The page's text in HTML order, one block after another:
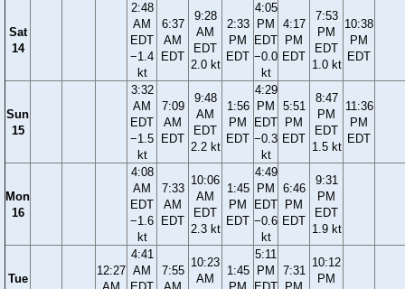
Sat
14
2:48
AM
EDT
−1.4
kt
6:37
AM
EDT
9:28
AM
EDT
2.0 kt
2:33
PM
EDT
4:05
PM
EDT
−0.0
kt
4:17
PM
EDT
7:53
PM
EDT
1.0 kt
10:38
PM
EDT
Sun
15
3:32
AM
EDT
−1.5
kt
7:09
AM
EDT
9:48
AM
EDT
2.2 kt
1:56
PM
EDT
4:29
PM
EDT
−0.3
kt
5:51
PM
EDT
8:47
PM
EDT
1.5 kt
11:36
PM
EDT
Mon
16
4:08
AM
EDT
−1.6
kt
7:33
AM
EDT
10:06
AM
EDT
2.3 kt
1:45
PM
EDT
4:49
PM
EDT
−0.6
kt
6:46
PM
EDT
9:31
PM
EDT
1.9 kt
Tue
12:27
4:41
AM
7:55
10:23
AM
1:45
5:11
PM
7:31
10:12
PM